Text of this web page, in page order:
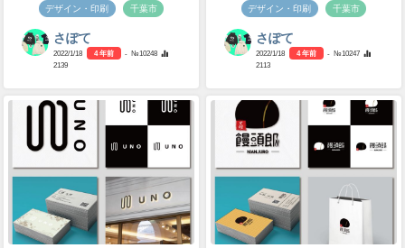
デザイン・印刷 千葉市
さぽて
2022/1/18 4 年前
- №10248
2139
デザイン・印刷 千葉市
さぽて
2022/1/18 4 年前
- №10247
2113